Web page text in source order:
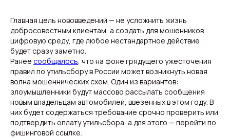
Главная цель нововведений — не усложнить жизнь
добросовестным клиентам, а создать для мошенников
цифровую среду, где любое нестандартное действие
будет сразу заметно.
Ранее сообщалось, что на фоне грядущего ужесточения
правил по утильсбору в России может возникнуть новая
волна мошеннических схем. Один из вариантов:
злоумышленники будут массово рассылать сообщения
новым владельцам автомобилей, ввезенных в этом году. В
них будет содержаться требование срочно проверить или
подтвердить оплату утильсбора, а для этого — перейти по
фишинговой ссылке.
ООО "Мелодия". Публикация материалов сайта
разрешена с письменного разрешения редакции
и указания прямой гиперссылки.